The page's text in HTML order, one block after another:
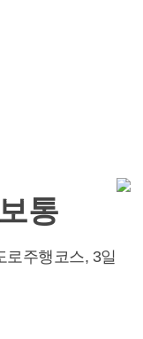
통
로주행코스, 3일